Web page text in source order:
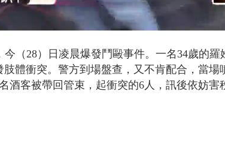
46.43%
（28）日凌晨爆發鬥毆事件。一名34歲的
體衝突。警方到場盤查，又不肯配合，當場
酒客被帶回管束，起衝突的6人，訊後依妨害